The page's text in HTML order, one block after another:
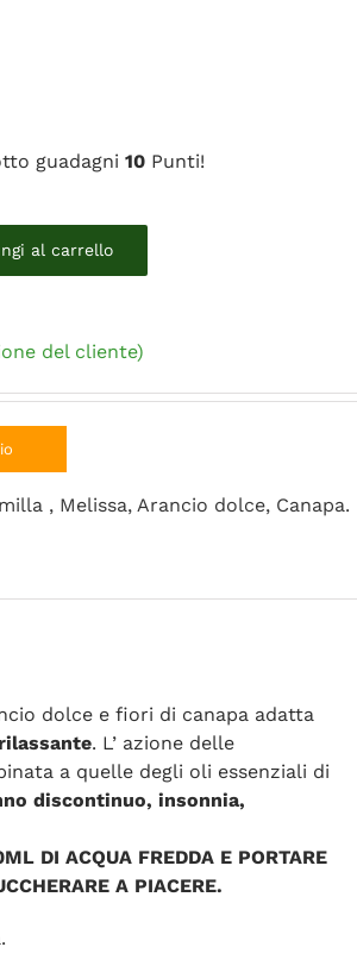
guadagni 10 Punti!
al carrello
del cliente)
, Melissa, Arancio dolce, Canapa.
dolce e fiori di canapa adatta
. L’ azione delle
a quelle degli oli essenziali di
discontinuo, insonnia,
DI ACQUA FREDDA E PORTARE
A PIACERE.